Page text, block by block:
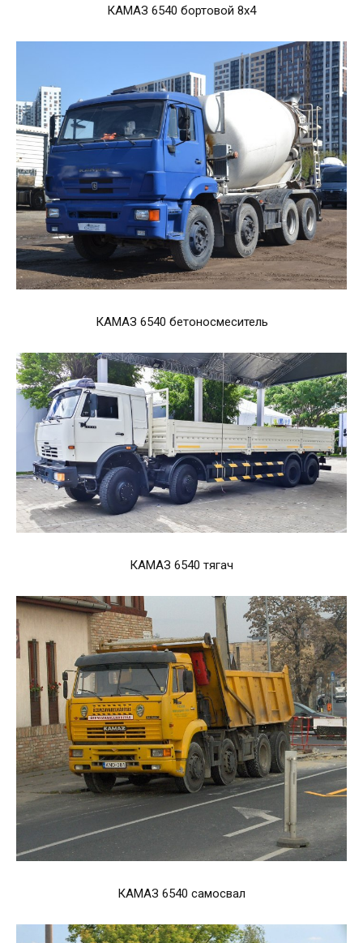
КАМАЗ 6540 бортовой 8х4
КАМАЗ 6540 бетоносмеситель
КАМАЗ 6540 тягач
КАМАЗ 6540 самосвал